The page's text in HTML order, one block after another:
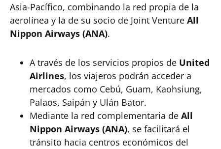
Asia-Pacífico, combinando la red propia de la
aerolínea y la de su socio de Joint Venture All
Nippon Airways (ANA).
A través de los servicios propios de United
Airlines, los viajeros podrán acceder a
mercados como Cebú, Guam, Kaohsiung,
Palaos, Saipán y Ulán Bator.
Mediante la red complementaria de All
Nippon Airways (ANA), se facilitará el
tránsito hacia centros económicos del